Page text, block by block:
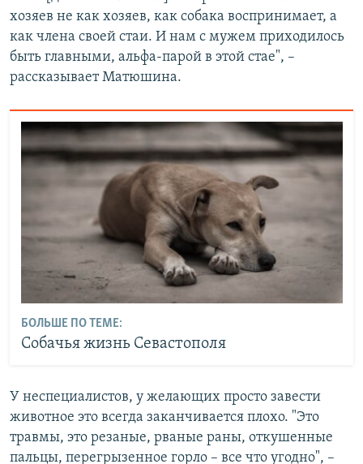
хозяев не как хозяев, как собака воспринимает, а
как члена своей стаи. И нам с мужем приходилось
быть главными, альфа-парой в этой стае", –
рассказывает Матюшина.
БОЛЬШЕ ПО ТЕМЕ:
Собачья жизнь Севастополя
У неспециалистов, у желающих просто завести
животное это всегда заканчивается плохо. "Это
травмы, это резаные, рваные раны, откушенные
пальцы, перегрызенное горло – все что угодно", –